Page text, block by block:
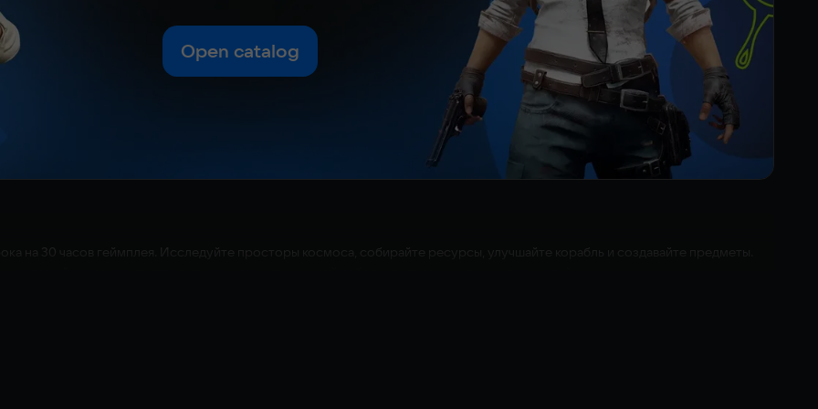
Open catalog
на 30 часов геймплея. Исследуйте просторы космоса, собирайте ресурсы, улучшайте корабль и создавайте предметы.